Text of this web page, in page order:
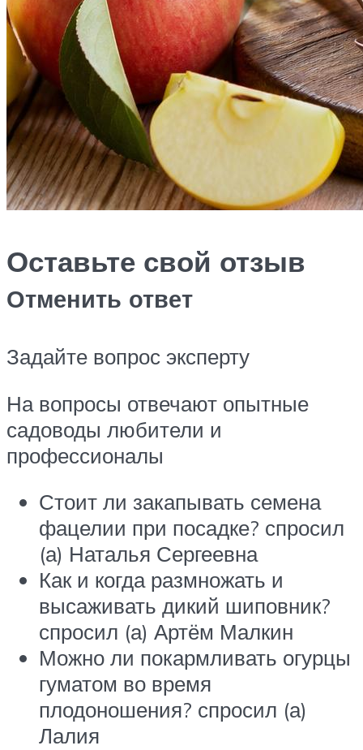
Оставьте свой отзыв
Отменить ответ
Задайте вопрос эксперту
На вопросы отвечают опытные
садоводы любители и
профессионалы
Стоит ли закапывать семена
фацелии при посадке? спросил
(а) Наталья Сергеевна
Как и когда размножать и
высаживать дикий шиповник?
спросил (а) Артём Малкин
Можно ли покармливать огурцы
гуматом во время
плодоношения? спросил (а)
Лалия